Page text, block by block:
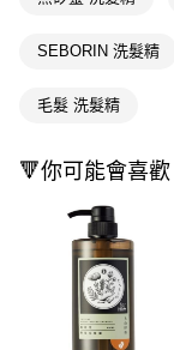
【「AFTEE先享後付
結帳頁面，進行簡訊
ATM／網路銀行／等
購買商品的店家。未
後付繳納相關費用。
※ 交易是否成功請以
是否繳費成功／繳費
客戶支援中心」
【注意事項】
每筆NT$65，滿
付款後全家取貨
萊爾富取貨付款
每筆NT$65，滿
付款後萊爾富取貨
每筆NT$65，滿
7-11取貨付款
SEBORIN 洗髮精
毛髮 洗髮精
🔻你可能會喜歡